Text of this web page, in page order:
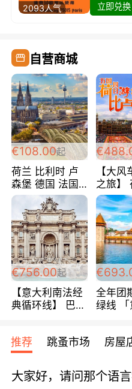
2093人气
立即兑换
自营商城
€108.00起
荷兰 比利时 卢
森堡 德国 法国
超爽玩遍西欧 循
环线 全程四星宾
馆 108欧/人/天
【大
之旅】
法 巴
典五国
488欧/
€756.00起
【意大利南法经
典循环线】 巴黎
宾馆 108欧/天起
全程756欧/位
全年团
绿线 「
欧/天
推荐 跳蚤市场 房屋
大家好，请问那个语